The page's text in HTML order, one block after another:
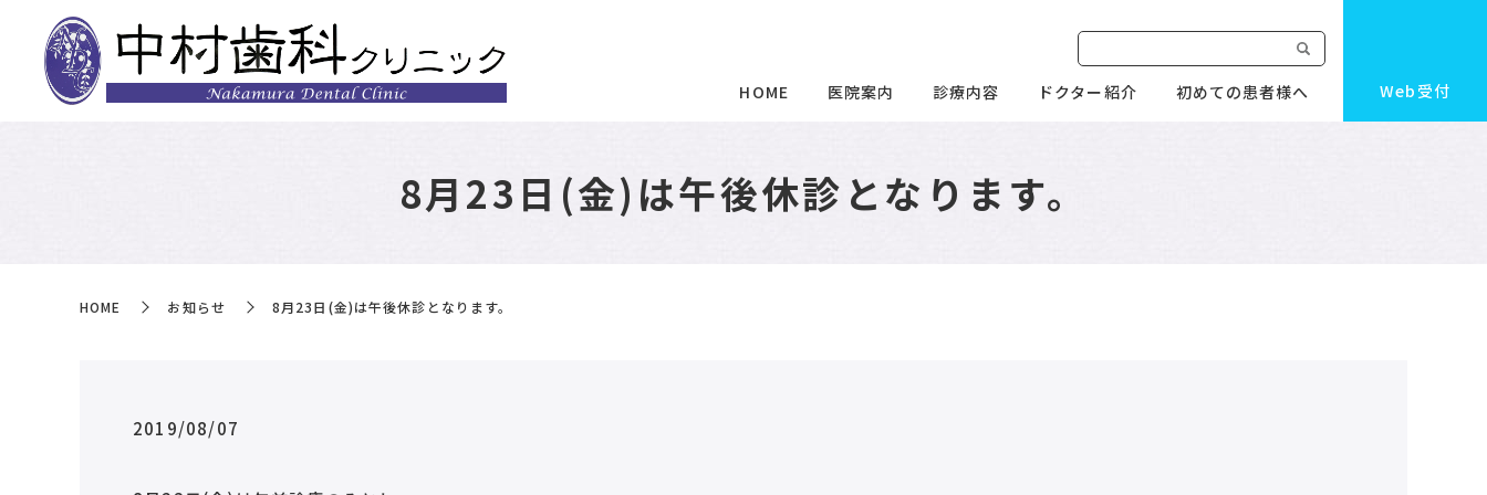
HOME 医院案内 診療内容 ドクター紹介 初めての患者様へ Web受付
8月23日(金)は午後休診となります。
HOME お知らせ 8月23日(金)は午後休診となります。
2019/08/07